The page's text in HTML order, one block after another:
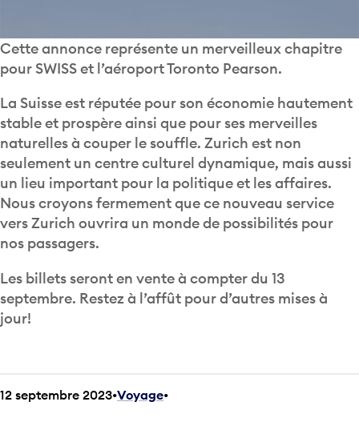
Cette annonce représente un merveilleux chapitre
pour SWISS et l’aéroport Toronto Pearson.
La Suisse est réputée pour son économie hautement
stable et prospère ainsi que pour ses merveilles
naturelles à couper le souffle. Zurich est non
seulement un centre culturel dynamique, mais aussi
un lieu important pour la politique et les affaires.
Nous croyons fermement que ce nouveau service
vers Zurich ouvrira un monde de possibilités pour
nos passagers.
Les billets seront en vente à compter du 13
septembre. Restez à l’affût pour d’autres mises à
jour!
12 septembre 2023 Voyage•